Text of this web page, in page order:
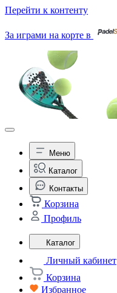
Перейти к контенту
За играми на корте в
Меню
Каталог
Контакты
Корзина
Профиль
Каталог
Личный кабинет
Корзина
Избранное